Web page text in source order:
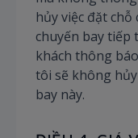
hủy việc đặt chỗ
chuyến bay tiếp
khách thông
tôi sẽ không hủy
bay này.